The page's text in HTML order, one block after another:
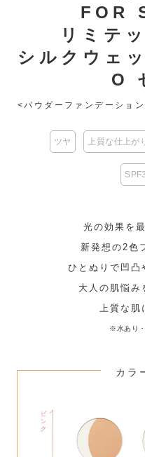
FOR
リミテ
シルクウェ
O
<パウダーファンデーショ
ツヤ 上質な仕上が
光の効果を
新発想の2色
ひとぬりで凹凸
大人の肌悩み
上質な肌
※水あり